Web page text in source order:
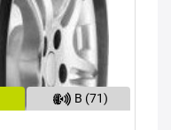
B (71)